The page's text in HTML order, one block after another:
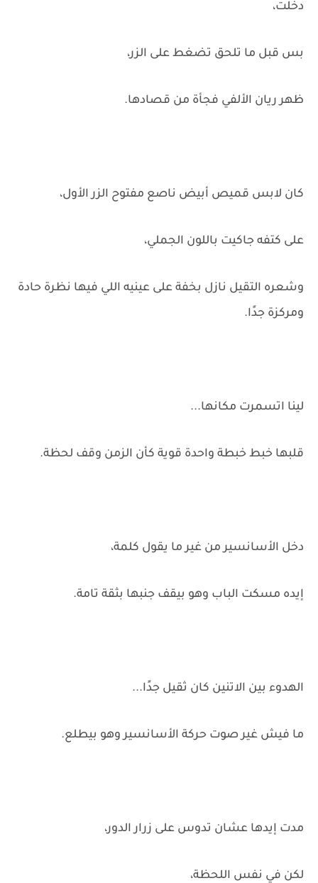
دخلت،
بس قبل ما تلحق تضغط على الزر،
ظهر ريان الألفي فجأة من قصادها.
كان لابس قميص أبيض ناصع مفتوح الزر الأول،
على كتفه جاكيت باللون الجملي،
وشعره التقيل نازل بخفة على عينيه اللي فيها نظرة حادة
ومركزة جدًا.
لينا اتسمرت مكانها...
قلبها خبط خبطة واحدة قوية كأن الزمن وقف لحظة.
دخل الأسانسير من غير ما يقول كلمة،
إيده مسكت الباب وهو بيقف جنبها بثقة تامة.
الهدوء بين الاتنين كان ثقيل جدًا...
ما فيش غير صوت حركة الأسانسير وهو بيطلع.
مدت إيدها عشان تدوس على زرار الدور،
لكن في نفس اللحظة،